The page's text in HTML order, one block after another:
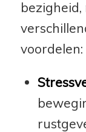
voordelen: